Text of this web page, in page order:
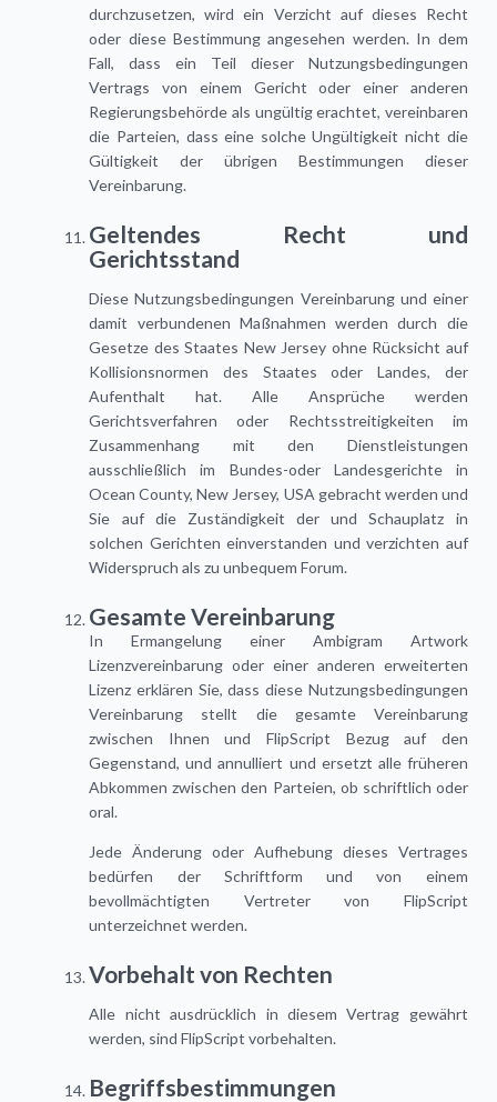
durchzusetzen, wird ein Verzicht auf dieses Recht
oder diese Bestimmung angesehen werden. In dem
Fall, dass ein Teil dieser Nutzungsbedingungen
Vertrags von einem Gericht oder einer anderen
Regierungsbehörde als ungültig erachtet, vereinbaren
die Parteien, dass eine solche Ungültigkeit nicht die
Gültigkeit der übrigen Bestimmungen dieser
Vereinbarung.
Geltendes Recht und
Gerichtsstand
Diese Nutzungsbedingungen Vereinbarung und einer
damit verbundenen Maßnahmen werden durch die
Gesetze des Staates New Jersey ohne Rücksicht auf
Kollisionsnormen des Staates oder Landes, der
Aufenthalt hat. Alle Ansprüche werden
Gerichtsverfahren oder Rechtsstreitigkeiten im
Zusammenhang mit den Dienstleistungen
ausschließlich im Bundes-oder Landesgerichte in
Ocean County, New Jersey, USA gebracht werden und
Sie auf die Zuständigkeit der und Schauplatz in
solchen Gerichten einverstanden und verzichten auf
Widerspruch als zu unbequem Forum.
Gesamte Vereinbarung
In Ermangelung einer Ambigram Artwork
Lizenzvereinbarung oder einer anderen erweiterten
Lizenz erklären Sie, dass diese Nutzungsbedingungen
Vereinbarung stellt die gesamte Vereinbarung
zwischen Ihnen und FlipScript Bezug auf den
Gegenstand, und annulliert und ersetzt alle früheren
Abkommen zwischen den Parteien, ob schriftlich oder
oral.
Jede Änderung oder Aufhebung dieses Vertrages
bedürfen der Schriftform und von einem
bevollmächtigten Vertreter von FlipScript
unterzeichnet werden.
Vorbehalt von Rechten
Alle nicht ausdrücklich in diesem Vertrag gewährt
werden, sind FlipScript vorbehalten.
Begriffsbestimmungen